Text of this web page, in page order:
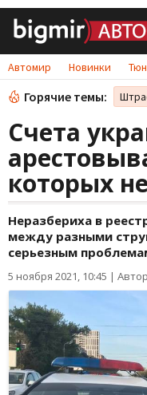
Автомир Новинки
Горячие темы:
Счета
которых
Неразбериха в
между разными
серьезным
5 ноября 2021, 10:45 |